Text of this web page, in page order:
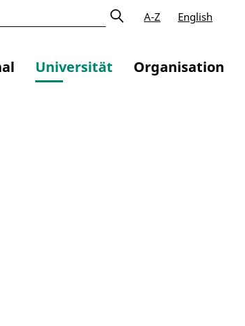
A-Z English
Universität Organisation